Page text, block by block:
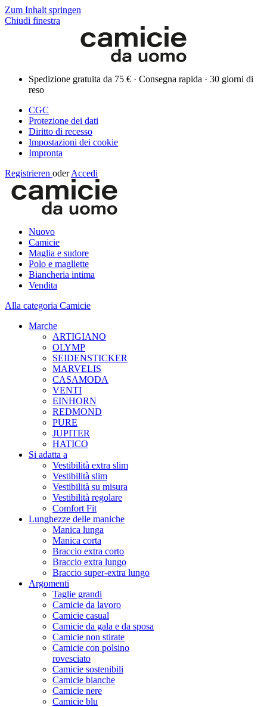
Zum Inhalt springen
Chiudi finestra
Spedizione gratuita da 75 € · Consegna rapida · 30 giorni di
reso
CGC
Protezione dei dati
Diritto di recesso
Impostazioni dei cookie
Impronta
Registrieren oder Accedi
Nuovo
Camicie
Maglia e sudore
Polo e magliette
Biancheria intima
Vendita
Alla categoria Camicie
Marche
ARTIGIANO
OLYMP
SEIDENSTICKER
MARVELIS
CASAMODA
VENTI
EINHORN
REDMOND
PURE
JUPITER
HATICO
Si adatta a
Vestibilità extra slim
Vestibilità slim
Vestibilità su misura
Vestibilità regolare
Comfort Fit
Lunghezze delle maniche
Manica lunga
Manica corta
Braccio extra corto
Braccio extra lungo
Braccio super-extra lungo
Argomenti
Taglie grandi
Camicie da lavoro
Camicie casual
Camicie da gala e da sposa
Camicie non stirate
Camicie con polsino
rovesciato
Camicie sostenibili
Camicie bianche
Camicie nere
Camicie blu